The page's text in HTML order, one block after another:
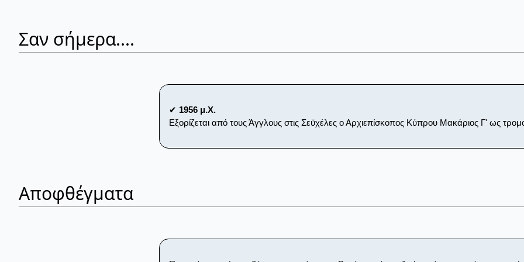
Σαν σήμερα....
✔ 1956 μ.Χ.
Εξορίζεται από τους Άγγλους στις Σεϋχέλες ο Αρχιεπίσκοπος Κύπρου Μακάριος Γ' ως
Αποφθέγματα